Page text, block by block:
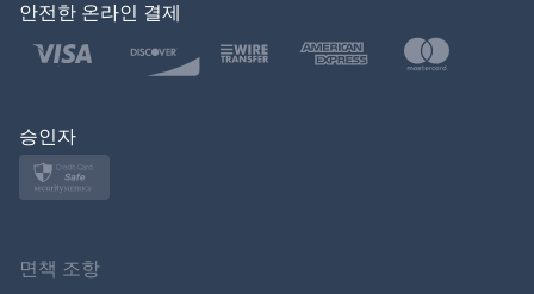
Türkçe
Polski
안전한 온라인 결제
승인자
면책 조항